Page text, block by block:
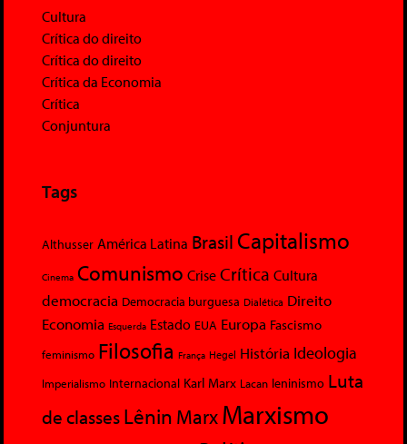
Cultura
Crítica do direito
Crítica do direito
Crítica da Economia
Crítica
Conjuntura
Tags
Althusser América Latina Brasil Capitalismo
Cinema Comunismo Crise Crítica Cultura
democracia Democracia burguesa Dialética Direito
Economia Esquerda Estado EUA Europa Fascismo
feminismo Filosofia França Hegel História Ideologia
Imperialismo Internacional Karl Marx Lacan leninismo Luta
de classesLênin MarxMarxismo